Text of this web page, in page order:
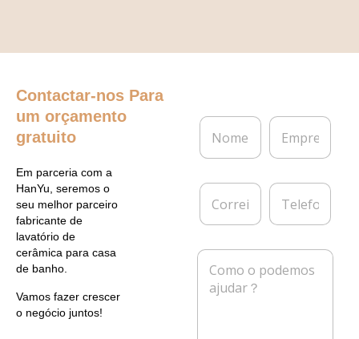
Contactar-nos Para
um orçamento
gratuito
Em parceria com a
HanYu, seremos o
seu melhor parceiro
fabricante de
lavatório de
cerâmica para casa
de banho.
Vamos fazer crescer
o negócio juntos!
N
m
*
E
p
e
a
C
r
e
T
l
f
o
n
M